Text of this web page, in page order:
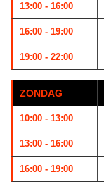
13:00 - 16:00
16:00 - 19:00
19:00 - 22:00
ZONDAG
10:00 - 13:00
13:00 - 16:00
16:00 - 19:00